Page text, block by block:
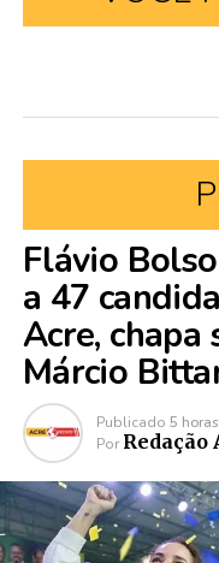
Flávio
a 47
Acre,
Márcio
Publicado 5
Por Redação